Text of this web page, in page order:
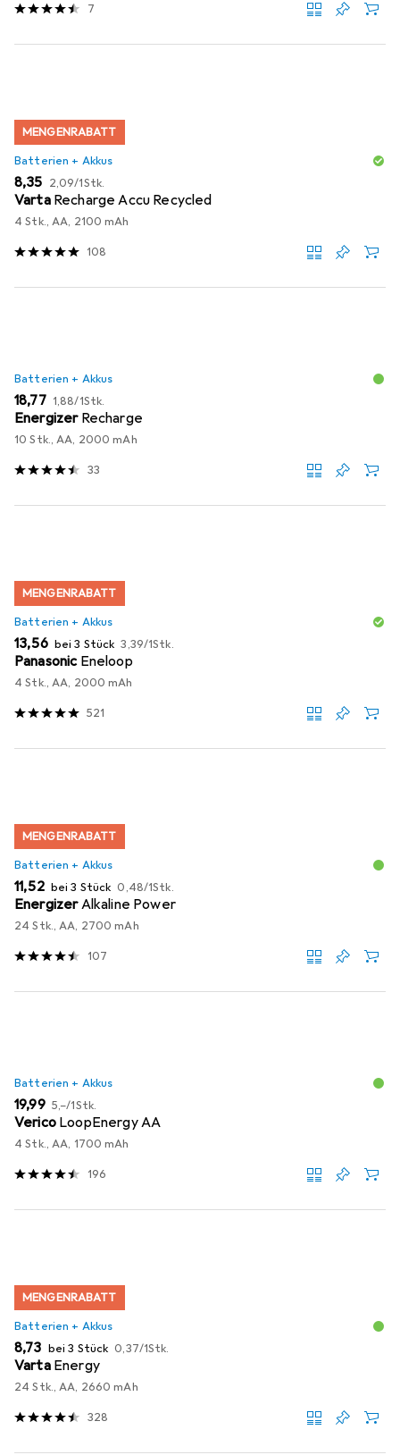
7
MENGENRABATT
Batterien + Akkus
EUR
8,35 EUR
2,09/1Stk.
Varta Recharge Accu Recycled
4 Stk., AA, 2100 mAh
108
Batterien + Akkus
EUR
18,77 EUR
1,88/1Stk.
Energizer Recharge
10 Stk., AA, 2000 mAh
33
MENGENRABATT
Batterien + Akkus
EUR
13,56 bei 3 Stück EUR
3,39/1Stk.
Panasonic Eneloop
4 Stk., AA, 2000 mAh
521
MENGENRABATT
Batterien + Akkus
EUR
11,52 bei 3 Stück EUR
0,48/1Stk.
EnergizerAlkaline Power
24 Stk., AA, 2700 mAh
107
Batterien + Akkus
EUR
19,99 EUR
5,–/1Stk.
Verico LoopEnergy AA
4 Stk., AA, 1700 mAh
196
MENGENRABATT
Batterien + Akkus
EUR
8,73 bei 3 Stück EUR
0,37/1Stk.
Varta Energy
24 Stk., AA, 2660 mAh
328